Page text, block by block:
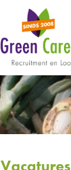
Vacatures